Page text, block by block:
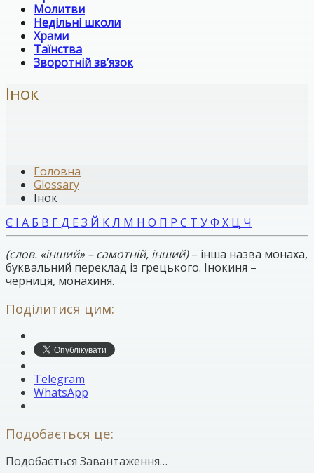
Молитви
Недільні школи
Храми
Таїнства
Зворотній зв’язок
Інок
Головна
Glossary
Інок
Є І А Б В ГД Е З Й КЛ М Н О П Р С Т УФ Х Ц Ч
(слов. «інший» – самотній, інший)– інша назва монаха,
буквальний переклад із грецького. Інокиня –
черниця, монахиня.
Поділитися цим:
Telegram
WhatsApp
Подобається це:
Подобається Завантаження…